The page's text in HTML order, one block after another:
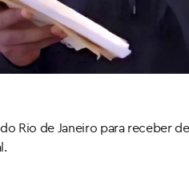
Rio de Janeiro para receber